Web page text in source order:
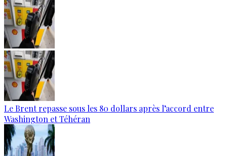
Le Brent repasse sous les 80 dollars après l’accord entre
Washington et Téhéran